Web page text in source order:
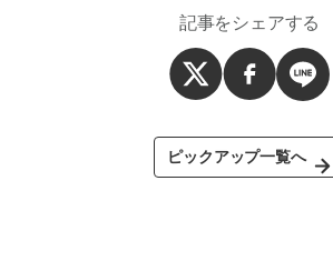
記事をシェアする
ピックアップ一覧へ